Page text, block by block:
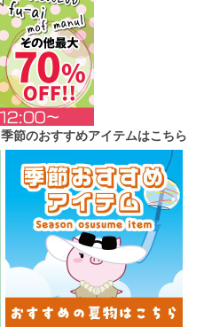
季節のおすすめアイテムはこちら